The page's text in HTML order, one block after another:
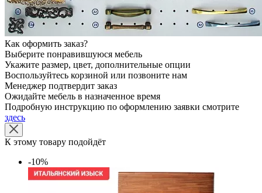
Как оформить заказ?
Выберите понравившуюся мебель
Укажите размер, цвет, дополнительные опции
Воспользуйтесь корзиной или позвоните нам
Менеджер подтвердит заказ
Ожидайте мебель в назначенное время
Подробную инструкцию по оформлению заявки смотрите
здесь
К этому товару подойдёт
-10%